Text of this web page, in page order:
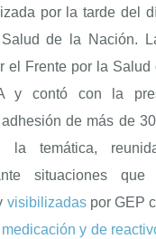
por la tarde del
de la Nación.
el Frente por la Salud
y contó con la
de más de
la temática,
situaciones que
visibilizadaspor GEP
y de